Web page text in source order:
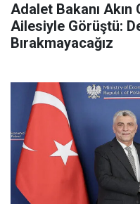
Adalet Bakanı
Ailesiyle Görüştü:
Bırakmayacağız